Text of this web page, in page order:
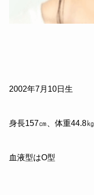
2002年7月10日生
身長157㎝、体重44.8㎏
血液型はO型